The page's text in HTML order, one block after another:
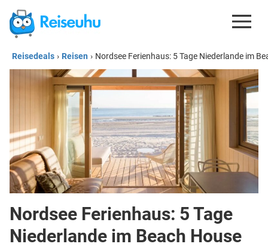
REISEDEALS
GUTSCHEINE
KREDITKARTEN
ESIM
REISEBLOG
Reisedeals › Reisen › Nordsee Ferienhaus: 5 Tage Niederlande im
Nordsee Ferienhaus: 5 Tage
Niederlande im Beach House